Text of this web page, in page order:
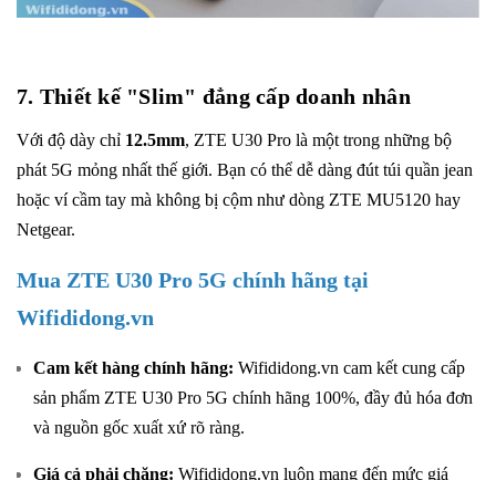
7. Thiết kế "Slim" đẳng cấp doanh nhân
Với độ dày chỉ 12.5mm, ZTE U30 Pro là một trong những bộ
phát 5G mỏng nhất thế giới. Bạn có thể dễ dàng đút túi quần jean
hoặc ví cầm tay mà không bị cộm như dòng ZTE MU5120 hay
Netgear.
Mua ZTE U30 Pro 5G chính hãng tại
Wifididong.vn
Cam kết hàng chính hãng: Wifididong.vn cam kết cung cấp
sản phẩm ZTE U30 Pro 5G chính hãng 100%, đầy đủ hóa đơn
và nguồn gốc xuất xứ rõ ràng.
Giá cả phải chăng: Wifididong.vn luôn mang đến mức giá